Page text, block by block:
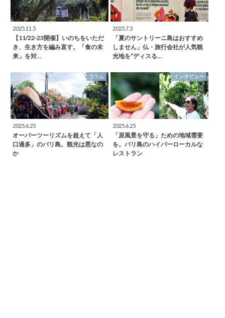
2025.11.5
【11/22-23開催】いのちをいただ
き、生き方を編み直す。「食の未
来」を対…
2025.7.3
「夏のサントリーニ島はおすすめ
しません」仏・旅行会社が人気観
光地を“ディスる…
コラム
2025.6.25
オーバーツーリズムを超えて「人
口過多」のバリ島。観光は悪なの
か
インタビュー
2025.6.25
「原風景を守る」ための地域需要
を。バリ島のハイパーローカルな
レストラン